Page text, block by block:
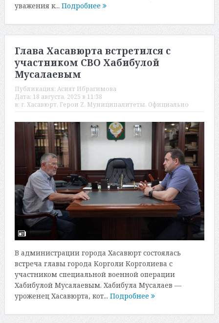
уважения к... Подробнее
Глава Хасавюрта встретился с
участником СВО Хабибулой
Мусалаевым
Публикация: Асият Ибрагимова
Дата: 18 августа, 2025 в 11:38
в: г. Хасавюрт, Герои Z, Муниципалитеты, Официально
В администрации города Хасавюрт состоялась
встреча главы города Корголи Корголиева с
участником специальной военной операции
Хабибулой Мусалаевым. Хабибула Мусалаев —
уроженец Хасавюрта, кот... Подробнее